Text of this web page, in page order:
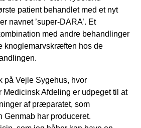
patient behandlet med et nyt
navnet ’super-DARA’. Et
med andre behandlinger
knoglemarvskræften hos de
på Vejle Sygehus, hvor
Afdeling er udpeget til at
af præparatet, som
Genmab har produceret.